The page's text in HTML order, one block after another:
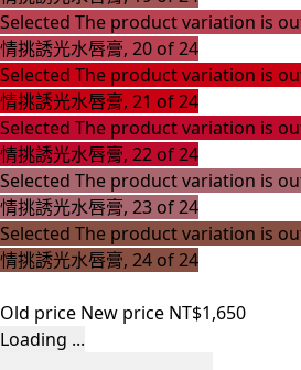
Selected The product variation is
情挑誘光水唇膏, 20 of 24
Selected The product variation is
情挑誘光水唇膏, 21 of 24
Selected The product variation is
情挑誘光水唇膏, 22 of 24
Selected The product variation is
情挑誘光水唇膏, 23 of 24
Selected The product variation is
情挑誘光水唇膏, 24 of 24
Old price New price NT$1,650
Loading ...